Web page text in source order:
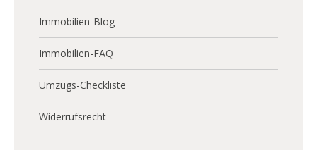
Immobilien-Blog
Immobilien-FAQ
Umzugs-Checkliste
Widerrufsrecht